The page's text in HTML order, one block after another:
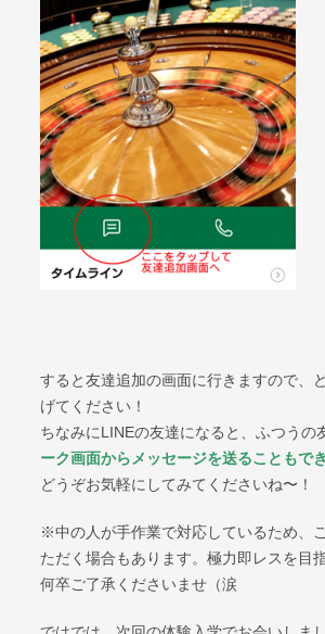
すると友達追加の画面に行きますので、
げてください！
ちなみにLINEの友達になると、ふつうの
ーク画面からメッセージを送ることもで
どうぞお気軽にしてみてくださいね〜！
※中の人が手作業で対応しているため、
ただく場合もあります。極力即レスを目
何卒ご了承くださいませ（涙